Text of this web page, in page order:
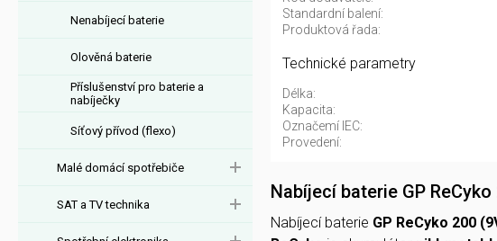
Nenabíjecí baterie
Olověná baterie
Příslušenství pro baterie a
nabíječky
Síťový přívod (flexo)
Malé domácí spotřebiče
SAT a TV technika
Standardní balení:
Produktová řada:
Technické parametry
Délka:
Kapacita:
Označemí IEC:
Provedení:
Nabíjecí baterie GP
Nabíjecí baterie GP ReCyko 200